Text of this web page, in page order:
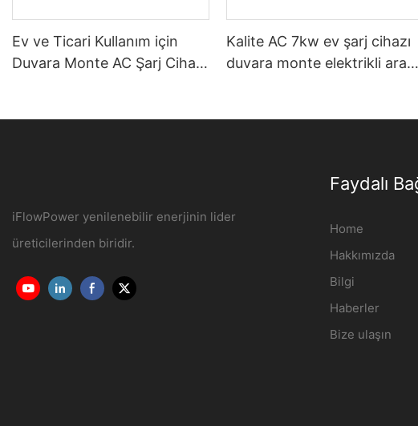
Ev ve Ticari Kullanım için
Duvara Monte AC Şarj Cihazı
Kalite AC 7kw ev şarj cihazı
duvara monte elektrikli araç
iFlowPower yenilenebilir enerjinin lider
üreticilerinden biridir.
Faydalı
Home
Hakkımızda
Bilgi
Haberler
Bize ulaşın